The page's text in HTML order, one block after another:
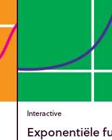
Interactive
Exponentiële